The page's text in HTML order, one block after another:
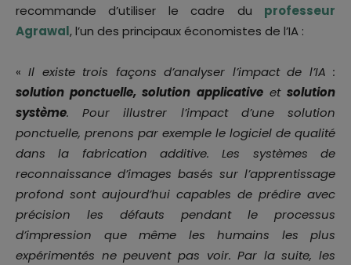
recommande d’utiliser le cadre du professeur
Agrawal, l’un des principaux économistes de l’IA :
«Il existe trois façons d’analyser l’impact de l’IA :
solution ponctuelle, solution applicativeetsolution
système. Pour illustrer l’impact d’une solution
ponctuelle, prenons par exemple le logiciel de qualité
dans la fabrication additive. Les systèmes de
reconnaissance d’images basés sur l’apprentissage
profond sont aujourd’hui capables de prédire avec
précision les défauts pendant le processus
d’impression que même les humains les plus
expérimentés ne peuvent pas voir. Par la suite, les